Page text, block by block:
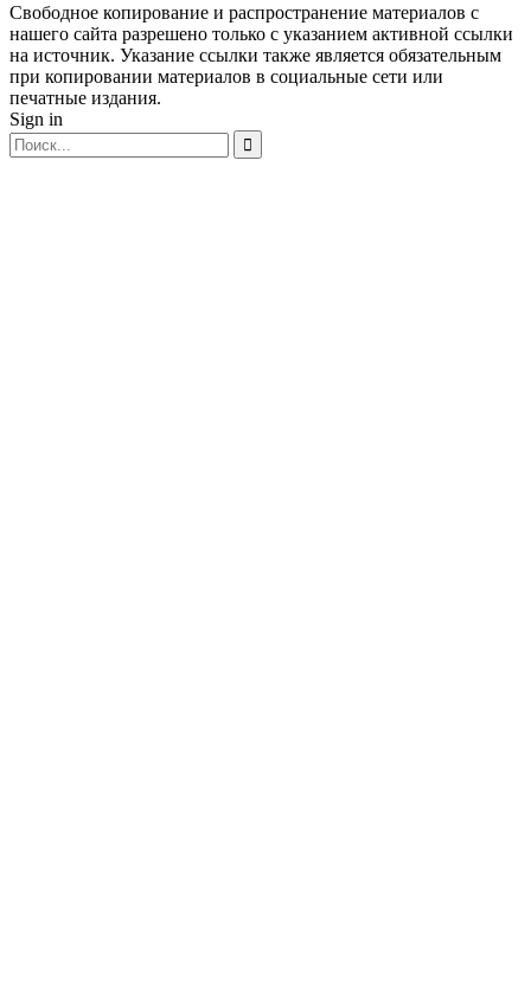
Свободное копирование и распространение материалов с
нашего сайта разрешено только с указанием активной ссылки
на источник. Указание ссылки также является обязательным
при копировании материалов в социальные сети или
печатные издания.
Sign in